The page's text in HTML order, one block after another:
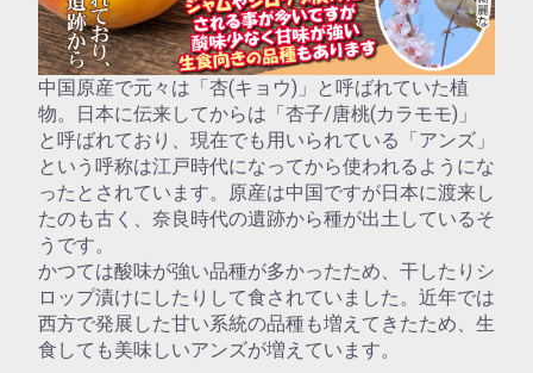
中国原産で元々は「杏(キョウ)」と呼ばれていた植
物。日本に伝来してからは「杏子/唐桃(カラモモ)」
と呼ばれており、現在でも用いられている「アンズ」
という呼称は江戸時代になってから使われるようにな
ったとされています。原産は中国ですが日本に渡来し
たのも古く、奈良時代の遺跡から種が出土しているそ
うです。
かつては酸味が強い品種が多かったため、干したりシ
ロップ漬けにしたりして食されていました。近年では
西方で発展した甘い系統の品種も増えてきたため、生
食しても美味しいアンズが増えています。